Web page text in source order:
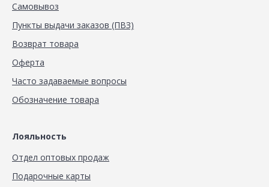
Самовывоз
Пункты выдачи заказов (ПВЗ)
Возврат товара
Оферта
Часто задаваемые вопросы
Обозначение товара
Лояльность
Отдел оптовых продаж
Подарочные карты